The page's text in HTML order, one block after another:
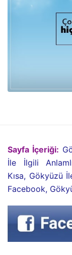
Sayfa İçeriği:
İle İlgili
Kısa, Gökyüzü
Facebook,